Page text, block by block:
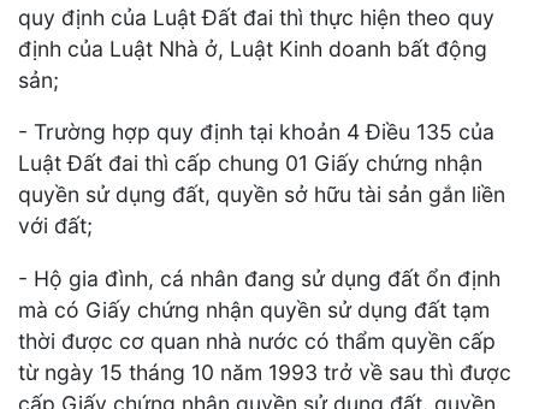
quy định của Luật Đất đai thì thực hiện theo quy
định của Luật Nhà ở, Luật Kinh doanh bất động
sản;
- Trường hợp quy định tại khoản 4 Điều 135 của
Luật Đất đai thì cấp chung 01 Giấy chứng nhận
quyền sử dụng đất, quyền sở hữu tài sản gắn liền
với đất;
- Hộ gia đình, cá nhân đang sử dụng đất ổn định
mà có Giấy chứng nhận quyền sử dụng đất tạm
thời được cơ quan nhà nước có thẩm quyền cấp
từ ngày 15 tháng 10 năm 1993 trở về sau thì được
cấp Giấy chứng nhận quyền sử dụng đất, quyền